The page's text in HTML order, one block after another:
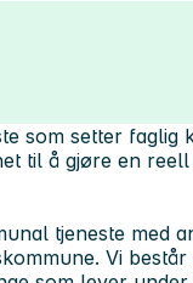
som setter faglig
til å gjøre en
tjeneste med
Vi består